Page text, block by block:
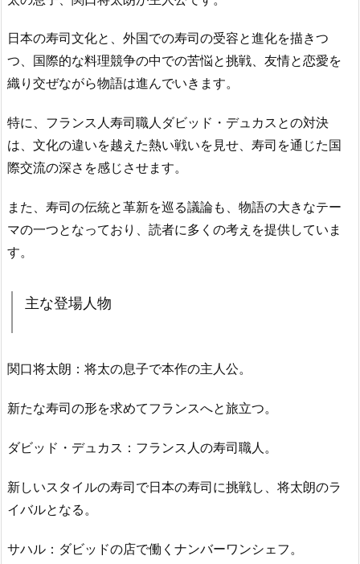
日本の寿司文化と、外国での寿司の受容と進化を描きつ
つ、国際的な料理競争の中での苦悩と挑戦、友情と恋愛を
織り交ぜながら物語は進んでいきます。
特に、フランス人寿司職人ダビッド・デュカスとの対決
は、文化の違いを越えた熱い戦いを見せ、寿司を通じた国
際交流の深さを感じさせます。
また、寿司の伝統と革新を巡る議論も、物語の大きなテー
マの一つとなっており、読者に多くの考えを提供していま
す。
主な登場人物
関口将太朗：将太の息子で本作の主人公。
新たな寿司の形を求めてフランスへと旅立つ。
ダビッド・デュカス：フランス人の寿司職人。
新しいスタイルの寿司で日本の寿司に挑戦し、将太朗のラ
イバルとなる。
サハル：ダビッドの店で働くナンバーワンシェフ。